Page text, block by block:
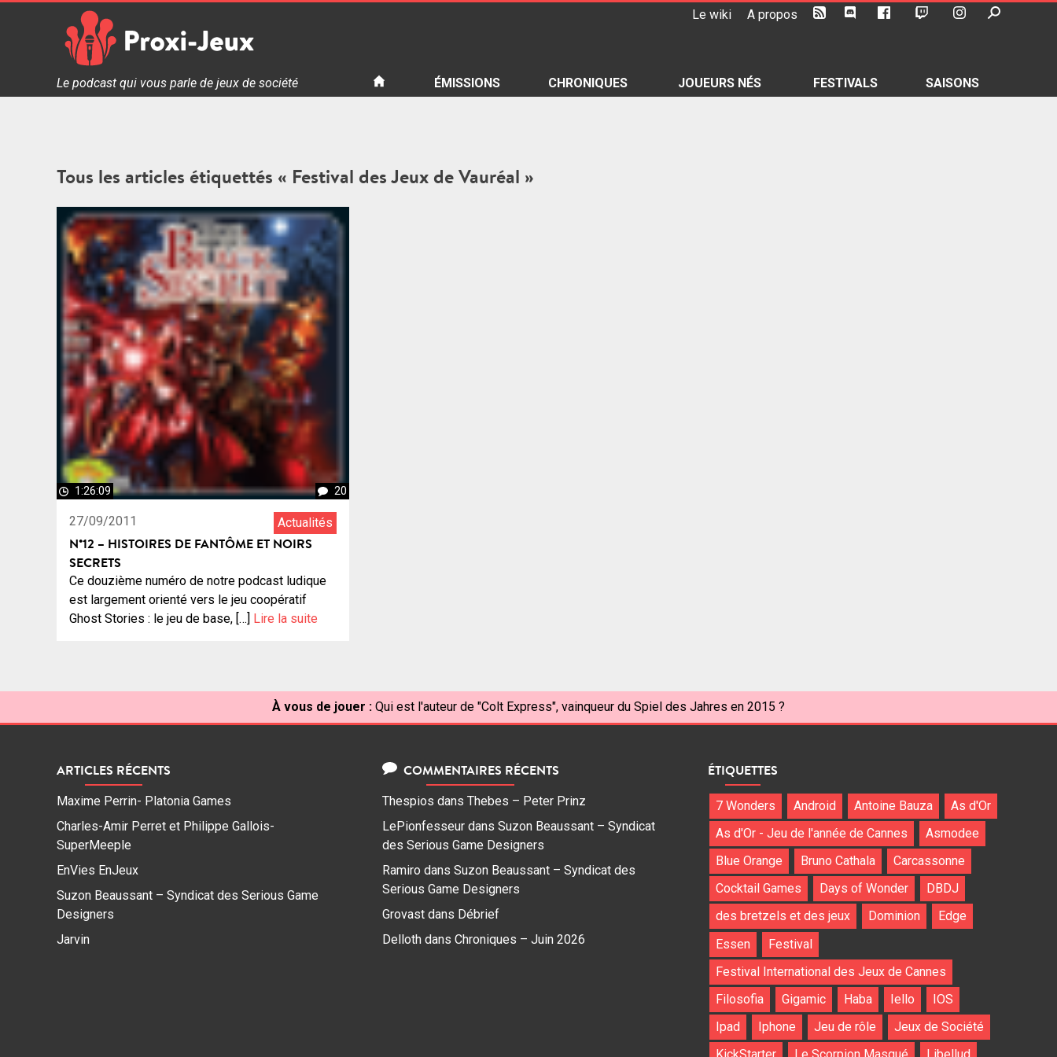
Le wiki A propos
Proxi Jeux - Le podcast qui vous parle de jeux de société
Le podcast qui vous parle de jeux de société ÉMISSIONS CHRONIQUES JOUEURS NÉS FESTIVALS SAISONS
Tous les articles étiquettés « Festival des Jeux de Vauréal »
1:26:09 20
27/09/2011 Actualités
N°12 – HISTOIRES DE FANTÔME ET NOIRS
SECRETS
Ce douzième numéro de notre podcast ludique
est largement orienté vers le jeu coopératif
Ghost Stories : le jeu de base, […] Lire la suite
À vous de jouer : Qui est l'auteur de "Colt Express", vainqueur du Spiel des Jahres en 2015 ?
ARTICLES RÉCENTS
Maxime Perrin- Platonia Games
Charles-Amir Perret et Philippe Gallois-
SuperMeeple
EnVies EnJeux
Suzon Beaussant – Syndicat des Serious Game
Designers
Jarvin
COMMENTAIRES RÉCENTS
Thespios dans Thebes – Peter Prinz
LePionfesseur dans Suzon Beaussant – Syndicat
des Serious Game Designers
Ramiro dans Suzon Beaussant – Syndicat des
Serious Game Designers
Grovast dans Débrief
Delloth dans Chroniques – Juin 2026
ÉTIQUETTES
7 Wonders Android Antoine Bauza
As d'Or
As d'Or - Jeu de l'année de Cannes
Asmodee
Blue Orange
Bruno Cathala
Carcassonne
Cocktail Games
Days of Wonder
DBDJ
des bretzels et des jeux
Dominion
Edge
Essen
Festival
Festival International des Jeux de Cannes
Filosofia
Gigamic Haba Iello
IOS
Ipad
Iphone Jeu de rôle
Jeux de Société